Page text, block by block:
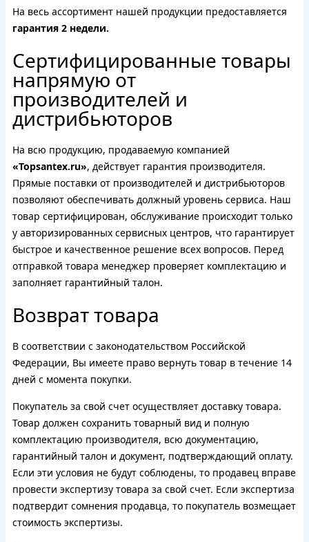
На весь ассортимент нашей продукции предоставляется
гарантия 2 недели.
Сертифицированные товары
напрямую от
производителей и
дистрибьюторов
На всю продукцию, продаваемую компанией
«Topsantex.ru», действует гарантия производителя.
Прямые поставки от производителей и дистрибьюторов
позволяют обеспечивать должный уровень сервиса. Наш
товар сертифицирован, обслуживание происходит только
у авторизированных сервисных центров, что гарантирует
быстрое и качественное решение всех вопросов. Перед
отправкой товара менеджер проверяет комплектацию и
заполняет гарантийный талон.
Возврат товара
В соответствии с законодательством Российской
Федерации, Вы имеете право вернуть товар в течение 14
дней с момента покупки.
Покупатель за свой счет осуществляет доставку товара.
Товар должен сохранить товарный вид и полную
комплектацию производителя, всю документацию,
гарантийный талон и документ, подтверждающий оплату.
Если эти условия не будут соблюдены, то продавец вправе
провести экспертизу товара за свой счет. Если экспертиза
подтвердит сомнения продавца, то покупатель возмещает
стоимость экспертизы.